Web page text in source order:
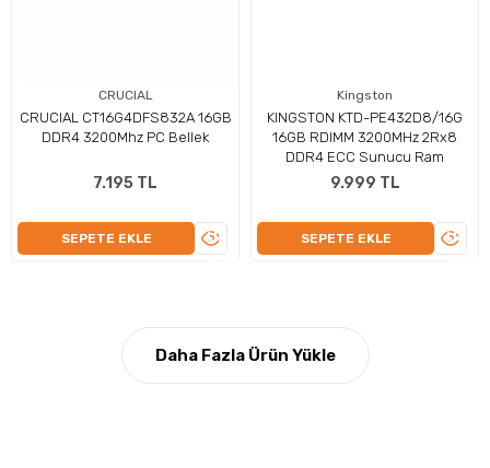
CRUCIAL
CRUCIAL CT16G4DFS832A 16GB
DDR4 3200Mhz PC Bellek
7.195 TL
SEPETE EKLE
ÜRÜNÜ
Kingston
KINGSTON KTD-PE432D8/16G
16GB RDIMM 3200MHz 2Rx8
DDR4 ECC Sunucu Ram
9.999 TL
SEPETE EKLE
Daha Fazla Ürün Yükle